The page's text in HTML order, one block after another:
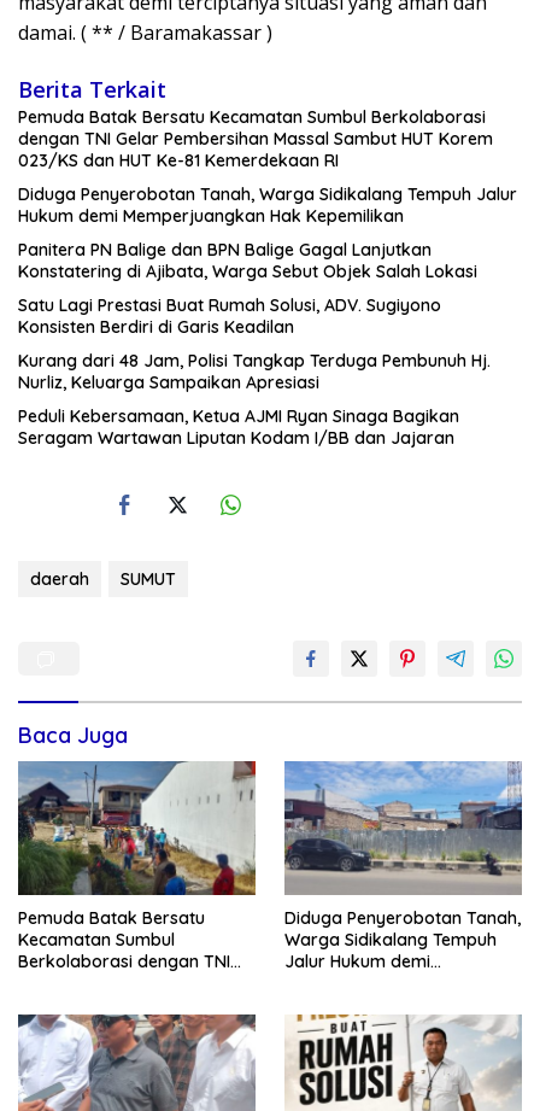
damai. ( ** / Baramakassar )
Berita Terkait
Pemuda Batak Bersatu Kecamatan Sumbul Berkolaborasi
dengan TNI Gelar Pembersihan Massal Sambut HUT Korem
023/KS dan HUT Ke-81 Kemerdekaan RI
Diduga Penyerobotan Tanah, Warga Sidikalang Tempuh Jalur
Hukum demi Memperjuangkan Hak Kepemilikan
Panitera PN Balige dan BPN Balige Gagal Lanjutkan
Konstatering di Ajibata, Warga Sebut Objek Salah Lokasi
Satu Lagi Prestasi Buat Rumah Solusi, ADV. Sugiyono
Konsisten Berdiri di Garis Keadilan
Kurang dari 48 Jam, Polisi Tangkap Terduga Pembunuh Hj.
Nurliz, Keluarga Sampaikan Apresiasi
Peduli Kebersamaan, Ketua AJMI Ryan Sinaga Bagikan
Seragam Wartawan Liputan Kodam I/BB dan Jajaran
daerah SUMUT
Baca Juga
Pemuda Batak Bersatu
Kecamatan Sumbul
Berkolaborasi dengan TNI
dan HUT Ke-81 Kemerdekaan
RI
Diduga Penyerobotan Tanah,
Warga Sidikalang Tempuh
Jalur Hukum demi